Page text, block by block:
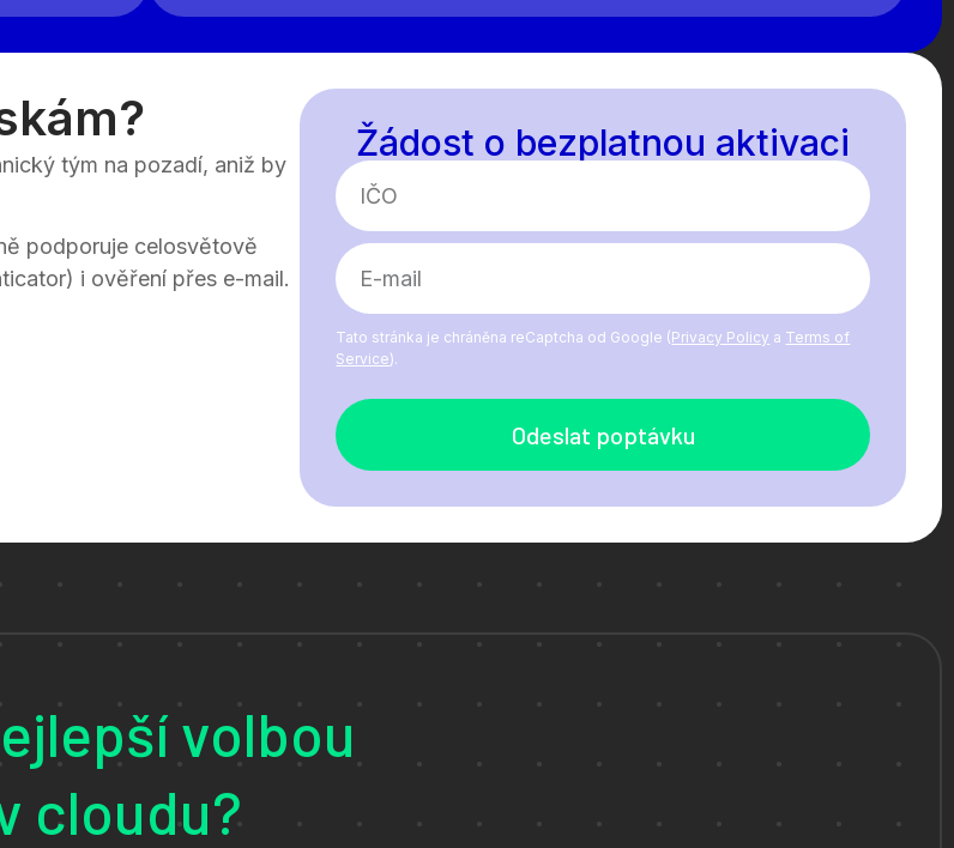
tým na pozadí, aniž by
podporuje celosvětově
i ověření přes e-mail.
Žádost o bezplatnou aktivaci
Tato stránka je chráněna reCaptcha od Google (Privacy Policy a Terms of
Service).
Odeslat poptávku
volbou
cloudu?